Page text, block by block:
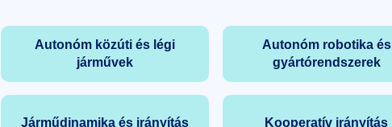
Autonóm közúti és légi
járművek
Autonóm robotika és
gyártórendszerek
Járműdinamika és irányítás Kooperatív irányítás